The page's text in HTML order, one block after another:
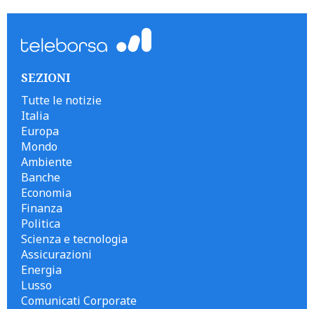
SEZIONI
Tutte le notizie
Italia
Europa
Mondo
Ambiente
Banche
Economia
Finanza
Politica
Scienza e tecnologia
Assicurazioni
Energia
Lusso
Comunicati Corporate